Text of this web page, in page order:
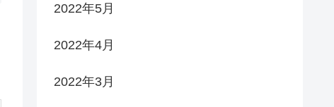
2022年5月
2022年4月
2022年3月